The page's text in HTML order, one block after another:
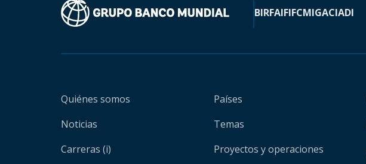
BIRFAIFIFCMIGACIADI
Quiénes somos
Noticias
Carreras (i)
Países
Temas
Proyectos y operaciones